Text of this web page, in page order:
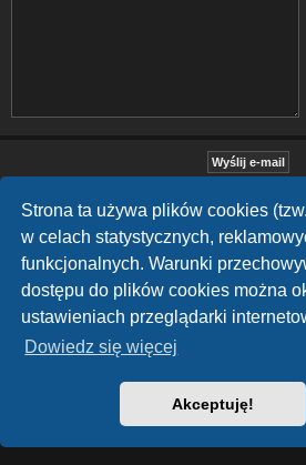
Strona ta używa plików cookies
w celach statystycznych,
funkcjonalnych. Warunki
dostępu do plików cookies można
ustawieniach przeglądarki
Dowiedz się więcej
Akceptuję!
Strona domowa Kresowe forum motocyklowe
Lucid Lime style created by
Co-Author:MannixMD
Style Version: 1.1.9
Technologię dostarczaphpBB ® Forum
Polski pakiet językowy
Zasady ochrony danych osobowych